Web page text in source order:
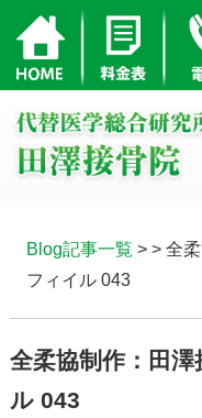
Blog記事一覧 > > 全
フィイル 043
全柔協制作：田
ル 043